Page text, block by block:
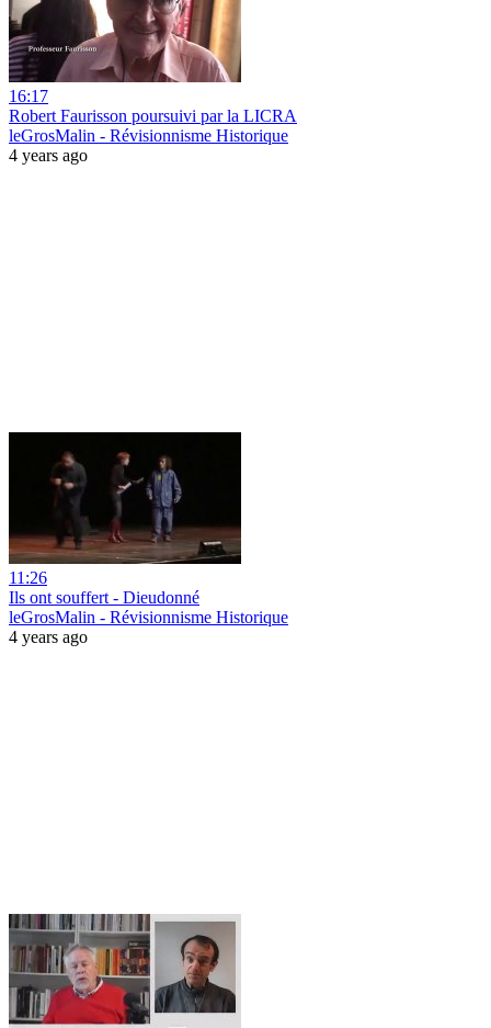
16:17
Robert Faurisson poursuivi par la LICRA
leGrosMalin - Révisionnisme Historique
4 years ago
11:26
Ils ont souffert - Dieudonné
leGrosMalin - Révisionnisme Historique
4 years ago